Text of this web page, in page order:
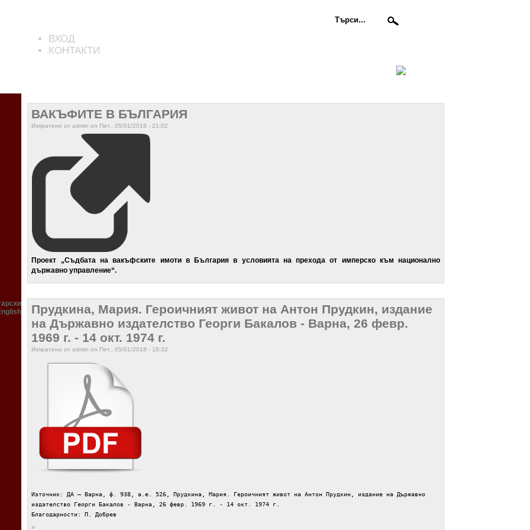
ВХОД
КОНТАКТИ
ВАКЪФИТЕ В БЪЛГАРИЯ
Изпратено от admin on Пет., 05/01/2018 - 21:02
Проект „Съдбата на вакъфските имоти в България в условията на прехода от имперско към национално
държавно управление“.
Прудкина, Мария. Героичният живот на Антон Прудкин, издание
на Държавно издателство Георги Бакалов - Варна, 26 февр.
1969 г. - 14 окт. 1974 г.
Изпратено от admin on Пет., 05/01/2018 - 18:32
Източник: ДА – Варна, ф. 938, а.е. 526, Прудкина, Мария. Героичният живот на Антон Прудкин, издание на Държавно
издателство Георги Бакалов - Варна, 26 февр. 1969 г. - 14 окт. 1974 г.
Благодарности: П. Добрев
»